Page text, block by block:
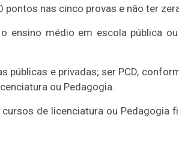
nas cinco provas e não ter
ensino médio em escola pública
e privadas; ser PCD,
ou Pedagogia.
de licenciatura ou Pedagogia